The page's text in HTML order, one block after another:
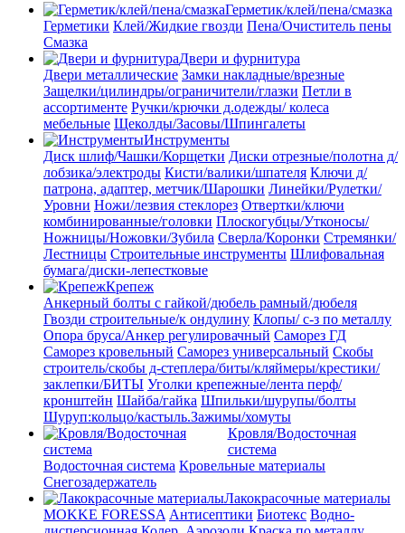
Герметик/клей/пена/смазка
Герметики Клей/Жидкие гвозди Пена/Очиститель пены
Смазка
Двери и фурнитура
Двери металлические Замки накладные/врезные
Защелки/цилиндры/ограничители/глазки Петли в
ассортименте Ручки/крючки д.одежды/ колеса
мебельные Щеколды/Засовы/Шпингалеты
Инструменты
Диск шлиф/Чашки/Корщетки Диски отрезные/полотна д/
лобзика/электроды Кисти/валики/шпателя Ключи д/
патрона, адаптер, метчик/Шарошки Линейки/Рулетки/
Уровни Ножи/лезвия стеклорез Отвертки/ключи
комбинированные/головки Плоскогубцы/Утконосы/
Ножницы/Ножовки/Зубила Сверла/Коронки Стремянки/
Лестницы Строительные инструменты Шлифовальная
бумага/диски-лепестковые
Крепеж
Анкерный болты с гайкой/дюбель рамный/дюбеля
Гвозди строительные/к ондулину Клопы/ с-з по металлу
Опора бруса/Анкер регулировачный Саморез ГД
Саморез кровельный Саморез универсальный Скобы
строитель/скобы д-степлера/биты/кляймеры/крестики/
заклепки/БИТЫ Уголки крепежные/лента перф/
кронштейн Шайба/гайка Шпильки/шурупы/болты
Шуруп:кольцо/кастыль.Зажимы/хомуты
Кровля/Водосточная
система
Водосточная система Кровельные материалы
Снегозадержатель
Лакокрасочные материалы
MOKKE FORESSA Антисептики Биотекс Водно-